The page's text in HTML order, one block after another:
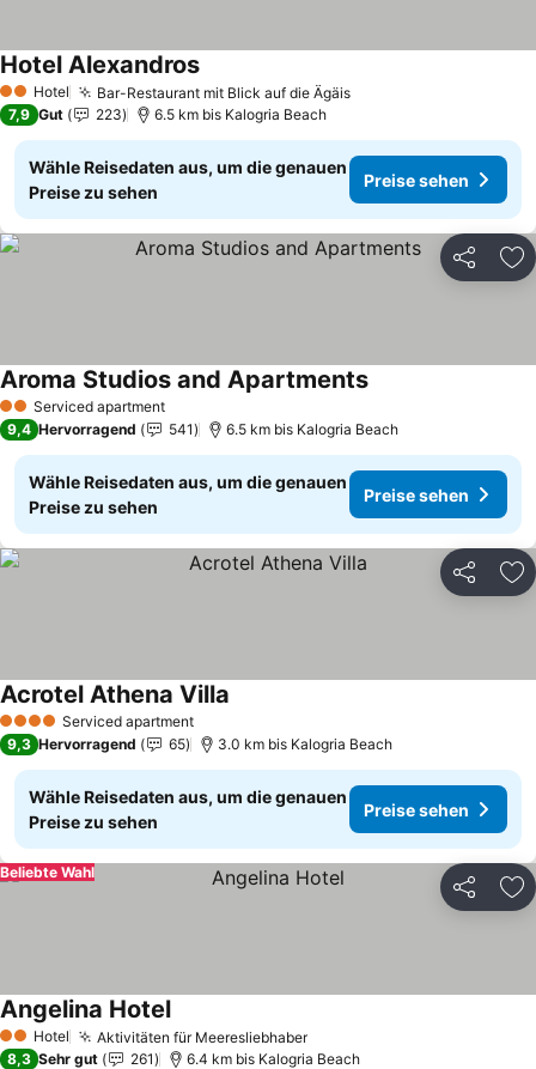
2 Sterne
Hotel Bar-Restaurant mit Blick auf die ÄgäisPreise sehen
Hotel AlexandrosPreise sehen
7,9 Gut 223 6.5 km bis Kalogria Beach
Wähle Reisedaten aus, um die genauen
Preise zu sehen
Preise sehen
Teilen
2 SterneServiced apartment
Aroma Studios and ApartmentsPreise sehen
9,4 Hervorragend 541 6.5 km bis Kalogria Beach
Wähle Reisedaten aus, um die genauen
Preise zu sehen
Preise sehen
Teilen
4 Sterne Serviced apartment
Acrotel Athena Villa
9,3 Hervorragend 65 3.0 km bis Kalogria Beach
Wähle Reisedaten aus, um die genauen
Preise zu sehen
Preise sehen
Teilen
Beliebte Wahl
2 Sterne
Hotel Aktivitäten für MeeresliebhaberPreise sehen
Angelina HotelPreise sehen
8,3 Sehr gut 261 6.4 km bis Kalogria Beach